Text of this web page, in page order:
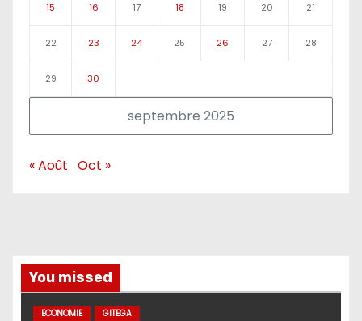
septembre 2025
15 16 17 18 19 20 21
22 23 24 25 26 27 28
29 30
« Août Oct »
You missed
ECONOMIE GITEGA